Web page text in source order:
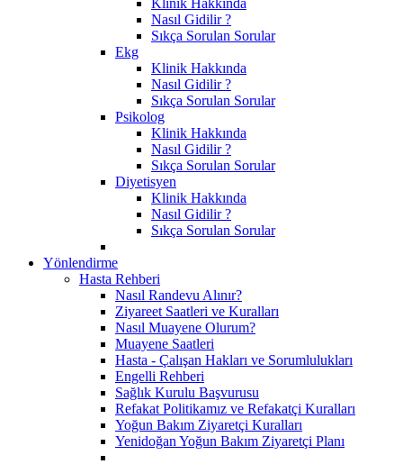
Nasıl Gidilir ?
Sıkça Sorulan Sorular
Ekg
Klinik Hakkında
Nasıl Gidilir ?
Sıkça Sorulan Sorular
Psikolog
Klinik Hakkında
Nasıl Gidilir ?
Sıkça Sorulan Sorular
Diyetisyen
Klinik Hakkında
Nasıl Gidilir ?
Sıkça Sorulan Sorular
Yönlendirme
Hasta Rehberi
Nasıl Randevu Alınır?
Ziyareet Saatleri ve Kuralları
Nasıl Muayene Olurum?
Muayene Saatleri
Hasta - Çalışan Hakları ve Sorumlulukları
Engelli Rehberi
Sağlık Kurulu Başvurusu
Refakat Politikamız ve Refakatçi Kuralları
Yoğun Bakım Ziyaretçi Kuralları
Yenidoğan Yoğun Bakım Ziyaretçi Planı